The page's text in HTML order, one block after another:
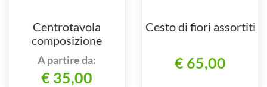
Centrotavola
composizione
assortita.
A partire da:
€ 35,00
Cesto di fiori assortiti
€ 65,00